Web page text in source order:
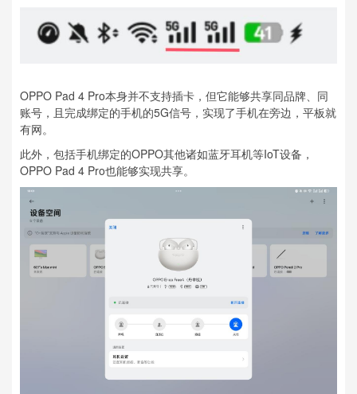
OPPO Pad 4 Pro本身并不支持插卡，但它能够共享同品牌、同
账号，且完成绑定的手机的5G信号，实现了手机在旁边，平板就
有网。
此外，包括手机绑定的OPPO其他诸如蓝牙耳机等IoT设备，
OPPO Pad 4 Pro也能够实现共享。